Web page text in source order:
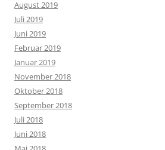
August 2019
Juli 2019
Juni 2019
Februar 2019
Januar 2019
November 2018
Oktober 2018
September 2018
Juli 2018
Juni 2018